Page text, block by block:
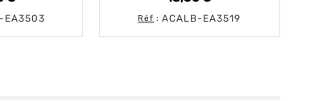
EA3503
Prix
Réf : ACALB-EA3519